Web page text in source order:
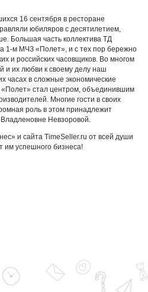
16 сентября в ресторане
юбиляров с десятилетием,
Большая часть коллектива ТД
1-м МЧЗ «Полет», и с тех пор бережно
и российских часовщиков. Во многом
и их любви к своему делу наш
часах в сложные экономические
стал центром, объединившим
Многие гости в своих
роль в этом принадлежит
Невзоровой.
и сайта TimeSeller.ru от всей души
им успешного бизнеса!